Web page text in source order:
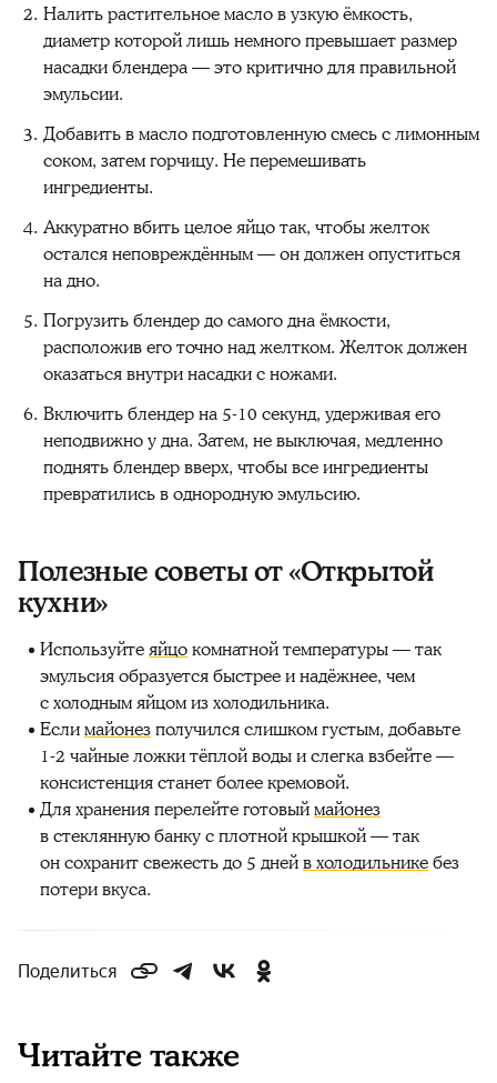
Налить растительное масло в узкую ёмкость,
диаметр которой лишь немного превышает размер
насадки блендера — это критично для правильной
эмульсии.
Добавить в масло подготовленную смесь с лимонным
соком, затем горчицу. Не перемешивать
ингредиенты.
Аккуратно вбить целое яйцо так, чтобы желток
остался неповреждённым — он должен опуститься
на дно.
Погрузить блендер до самого дна ёмкости,
расположив его точно над желтком. Желток должен
оказаться внутри насадки с ножами.
Включить блендер на 5-10 секунд, удерживая его
неподвижно у дна. Затем, не выключая, медленно
поднять блендер вверх, чтобы все ингредиенты
превратились в однородную эмульсию.
Полезные советы от «Открытой
кухни»
Используйтеяйцокомнатной температуры — так
эмульсия образуется быстрее и надёжнее, чем
с холодным яйцом из холодильника.
Еслимайонезполучился слишком густым, добавьте
1-2 чайные ложки тёплой воды и слегка взбейте —
консистенция станет более кремовой.
Для хранения перелейте готовыймайонез
в стеклянную банку с плотной крышкой — так
он сохранит свежесть до 5 днейв холодильникебез
потери вкуса.
Поделиться
Читайте также